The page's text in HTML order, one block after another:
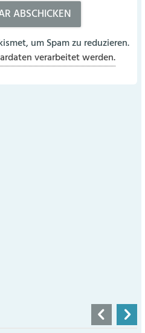
um Spam zu reduzieren.
verarbeitet werden.